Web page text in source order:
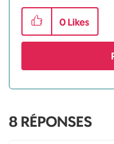
0 Likes
8 RÉPONSES